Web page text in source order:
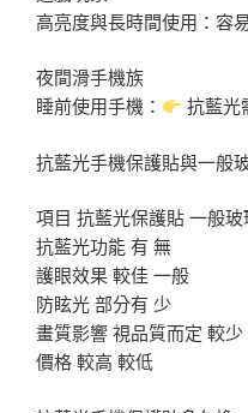
高亮度與長時間使用：容
夜間滑手機族
睡前使用手機：
抗藍光
抗藍光手機保護貼與一般
項目 抗藍光保護貼 一般玻
抗藍光功能 有 無
護眼效果 較佳 一般
防眩光 部分有 少
畫質影響 視品質而定 較少
價格 較高 較低